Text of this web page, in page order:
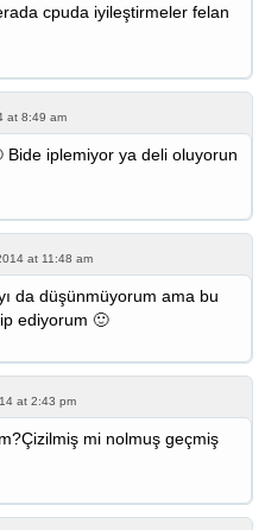
cpuda iyileştirmeler felan
at 8:49 am
Bide iplemiyor ya deli oluyorun
at 11:48 am
da düşünmüyorum ama bu
ediyorum 🙂
at 2:43 pm
mi nolmuş geçmiş